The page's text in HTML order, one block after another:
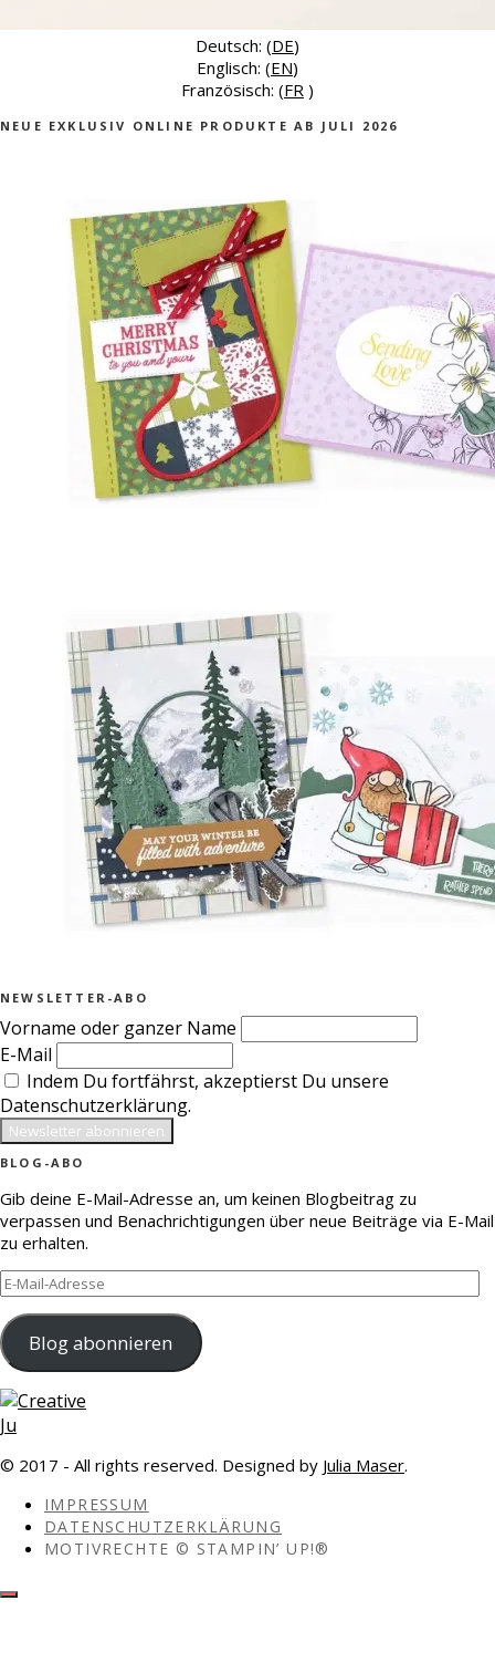
Deutsch: (DE)
Englisch: (EN)
Französisch: (FR )
NEUE EXKLUSIV ONLINE PRODUKTE AB JULI 2026
NEWSLETTER-ABO
Vorname oder ganzer Name
E-Mail
Indem Du fortfährst, akzeptierst Du unsere
Datenschutzerklärung.
BLOG-ABO
Gib deine E-Mail-Adresse an, um keinen Blogbeitrag zu
verpassen und Benachrichtigungen über neue Beiträge via E-Mail
zu erhalten.
E-
Mail-
Adresse
Blog abonnieren
© 2017 - All rights reserved. Designed by Julia Maser.
IMPRESSUM
DATENSCHUTZERKLÄRUNG
MOTIVRECHTE © STAMPIN’ UP!®